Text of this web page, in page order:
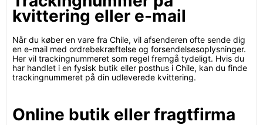
kvittering eller e-mail
Når du køber en vare fra Chile, vil afsenderen ofte sende dig
en e-mail med ordrebekræftelse og forsendelsesoplysninger.
Her vil trackingnummeret som regel fremgå tydeligt. Hvis du
har handlet i en fysisk butik eller posthus i Chile, kan du finde
trackingnummeret på din udleverede kvittering.
Online butik eller fragtfirma